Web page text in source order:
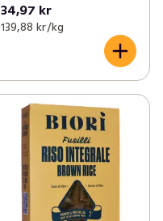
34,97 kr
139,88 kr /kg